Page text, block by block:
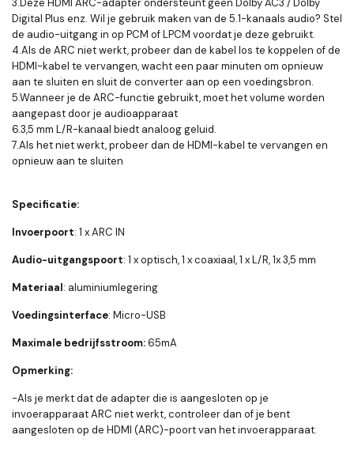
3.Deze HDMI ARC-adapter ondersteunt geen Dolby AC3 / Dolby
Digital Plus enz. Wil je gebruik maken van de 5.1-kanaals audio? Stel
de audio-uitgang in op PCM of LPCM voordat je deze gebruikt.
4.Als de ARC niet werkt, probeer dan de kabel los te koppelen of de
HDMI-kabel te vervangen, wacht een paar minuten om opnieuw
aan te sluiten en sluit de converter aan op een voedingsbron.
5.Wanneer je de ARC-functie gebruikt, moet het volume worden
aangepast door je audioapparaat
6.3,5 mm L/R-kanaal biedt analoog geluid.
7.Als het niet werkt, probeer dan de HDMI-kabel te vervangen en
opnieuw aan te sluiten
Specificatie:
Invoerpoort: 1 x ARC IN
Audio-uitgangspoort: 1 x optisch, 1 x coaxiaal, 1 x L/R, 1x 3,5 mm
Materiaal: aluminiumlegering
Voedingsinterface: Micro-USB
Maximale bedrijfsstroom:65mA
Opmerking:
-Als je merkt dat de adapter die is aangesloten op je
invoerapparaat ARC niet werkt, controleer dan of je bent
aangesloten op de HDMI (ARC)-poort van het invoerapparaat.